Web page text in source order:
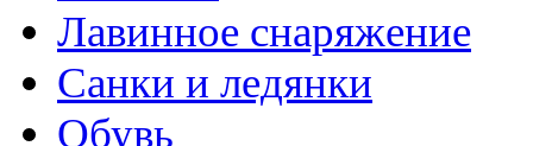
Лавинное снаряжение
Санки и ледянки
Обувь